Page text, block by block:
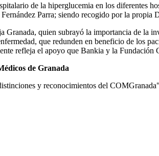
de la hiperglucemia en los diferentes
Parra; siendo recogido por la propia
quien subrayó la importancia de la
que redunden en beneficio de los
refleja el apoyo que Bankia y la Fundación
de Granada
y reconocimientos del